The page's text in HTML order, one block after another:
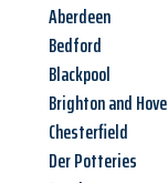
Aberdeen
Bedford
Blackpool
Brighton and Hove
Chesterfield
Der Potteries